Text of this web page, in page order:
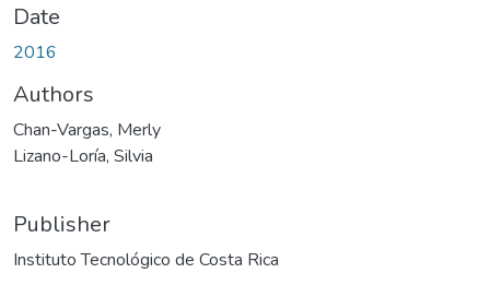
Date
2016
Authors
Chan-Vargas, Merly
Lizano-Loría, Silvia
Publisher
Instituto Tecnológico de Costa Rica